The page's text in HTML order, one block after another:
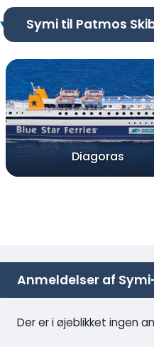
Symi til Patmos
Diagoras
Anmeldelser af
Der er i øjeblikket ingen